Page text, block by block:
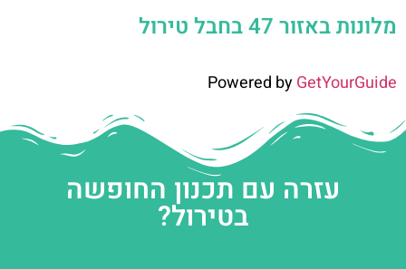
מלונות באזור 47 בחבל טירול
Powered byGetYourGuide
עזרה עם תכנון החופשה
בטירול?